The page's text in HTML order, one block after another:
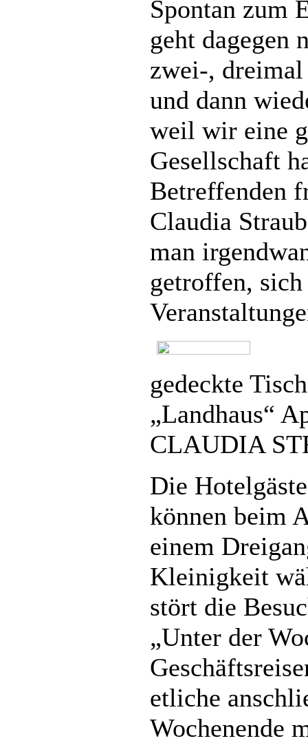
Spontan zum
geht dagegen
zwei-,
und dann
weil wir eine
Gesellschaft
Betreffenden
Claudia
man
getroffen,
gedeckte
„Landhaus“
CLAUDIA
Die
können beim
einem
Kleinigkeit
stört die
„Unter der
etliche
Wochenende